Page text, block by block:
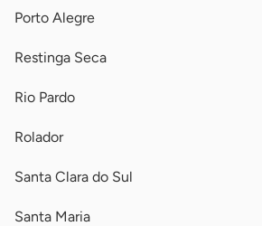
Porto Alegre
Restinga Seca
Rio Pardo
Rolador
Santa Clara do Sul
Santa Maria